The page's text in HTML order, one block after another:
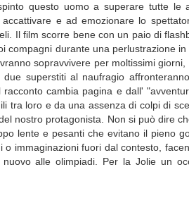
questo uomo a superare tutte le
e ad emozionare lo
Il film scorre bene con un paio di
compagni durante una perlustrazione
sopravvivere per moltissimi
superstiti al naufragio
cambia pagina e dall'
tra loro e da una assenza di colpi di
nostro protagonista. Non si può dire
lente e pesanti che evitano il pieno
immaginazioni fuori dal contesto,
alle olimpiadi. Per la Jolie un